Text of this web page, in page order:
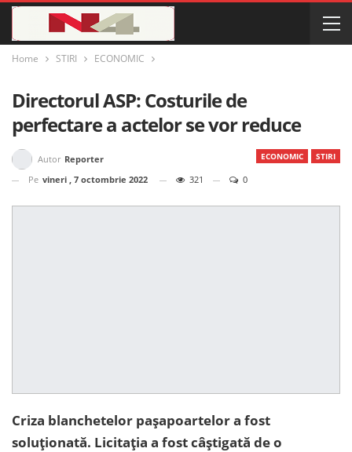
Home STIRI ECONOMIC
Directorul ASP: Costurile de
perfectare a actelor se vor reduce
ECONOMIC STIRI
Autor Reporter
Pe vineri , 7 octombrie 2022 321 0
Criza blanchetelor pașapoartelor a fost
soluționată. Licitația a fost câștigată de o